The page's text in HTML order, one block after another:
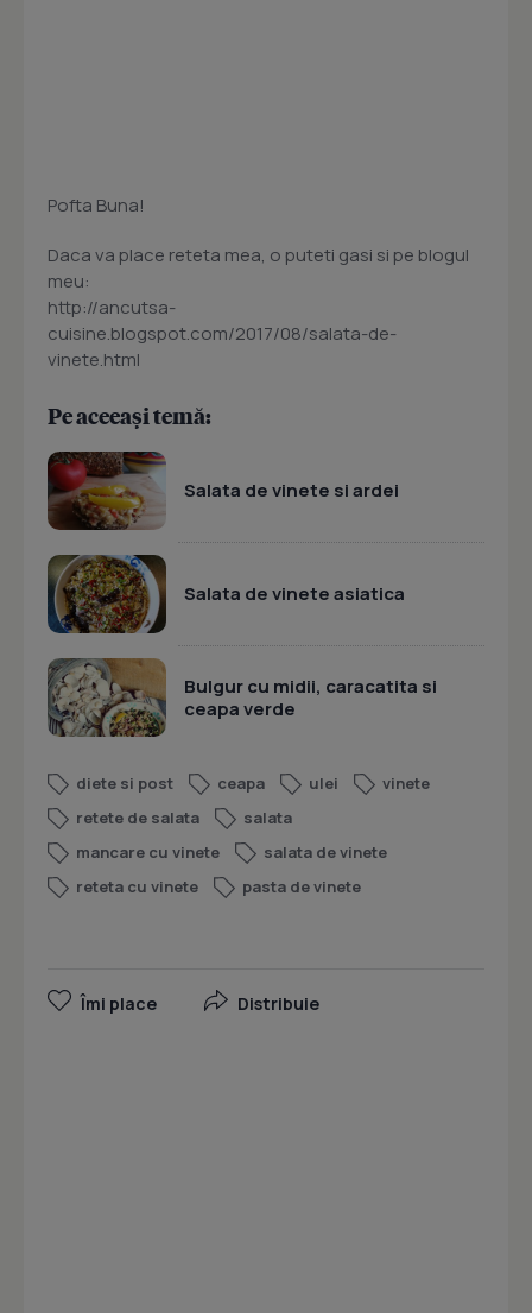
Pofta Buna!
Daca va place reteta mea, o puteti gasi si pe blogul
meu:
http://ancutsa-
cuisine.blogspot.com/2017/08/salata-de-
vinete.html
Pe aceeași temă:
Salata de vinete si ardei
Salata de vinete asiatica
Bulgur cu midii, caracatita si
ceapa verde
diete si post ceapa ulei
vinete
retete de salata
salata
mancare cu vinete
salata de vinete
reteta cu vinete
pasta de vinete
Îmi place Distribuie